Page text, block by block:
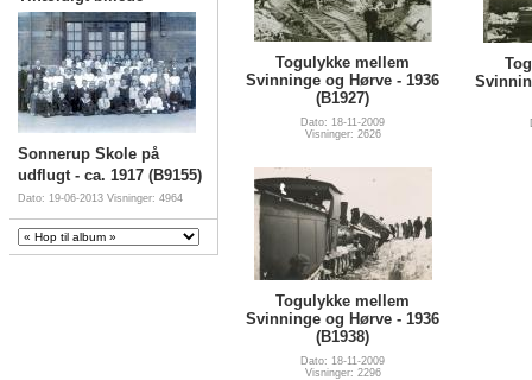
Sonnerup Skole på
udflugt - ca. 1917 (B9155)
Dato: 19-06-2013 Visninger: 4964
Togulykke mellem
Svinninge og Hørve - 1936
(B1927)
Dato: 18-11-2009
Visninger: 2626
Togulykke mellem
Svinninge og Hørve - 1936
(B1938)
Dato: 18-11-2009
Visninger: 2296